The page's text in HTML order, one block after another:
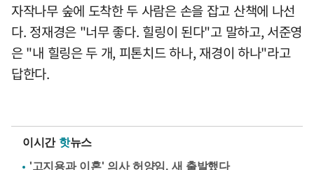
자작나무 숲에 도착한 두 사람은 손을 잡고 산책에 나선
다. 정재경은 "너무 좋다. 힐링이 된다"고 말하고, 서준영
은 "내 힐링은 두 개, 피톤치드 하나, 재경이 하나"라고
답한다.
이시간 핫뉴스
'고지용과 이혼' 의사 허양임, 새 출발했다